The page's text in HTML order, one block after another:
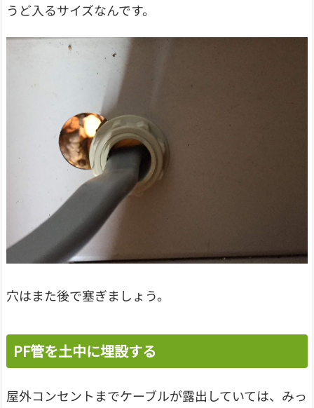
うど入るサイズなんです。
穴はまた後で塞ぎましょう。
PF管を土中に埋設する
屋外コンセントまでケーブルが露出していては、みっ